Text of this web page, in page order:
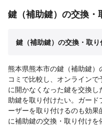
鍵（補助鍵）の交換・
鍵（補助鍵）の交換・取
熊本県熊本市の鍵（補助鍵
コミで比較し、オンライン
に開かなくなった鍵を交換
助鍵を取り付けたい。ガー
ーザーを取り付けるのも効
に補助鍵の交換・取り付けを